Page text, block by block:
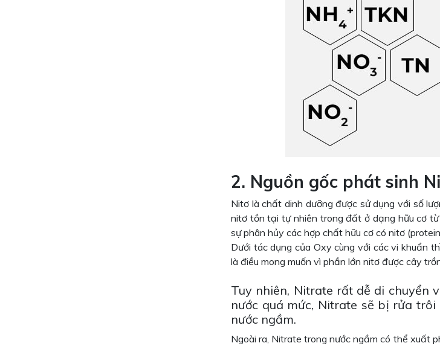
2. Nguồn gốc phát sinh
Nitơ là chất dinh dưỡng được sử dụng với số
nitơ tồn tại tự nhiên trong đất ở dạng hữu cơ
sự phân hủy các hợp chất hữu cơ có nitơ
Dưới tác dụng của Oxy cùng với các vi khuẩn
là điều mong muốn vì phần lớn nitơ được cây
Tuy nhiên, Nitrate rất dễ di chuyển
nước quá mức, Nitrate sẽ bị rửa
nước ngầm.
Ngoài ra, Nitrate trong nước ngầm có thể xuất